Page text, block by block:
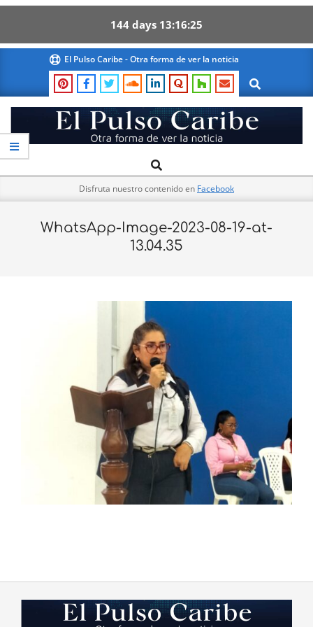
144 days 13 16 25
content
El Pulso Caribe - Otra forma de ver la noticia
Search
El
Pulso
Primary
Navigation
Search
Disfruta nuestro contenido en Facebook
WhatsApp-Image-2023-08-19-at-
13.04.35
08-